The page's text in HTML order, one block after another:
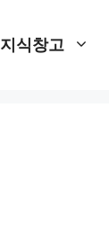
지식창고